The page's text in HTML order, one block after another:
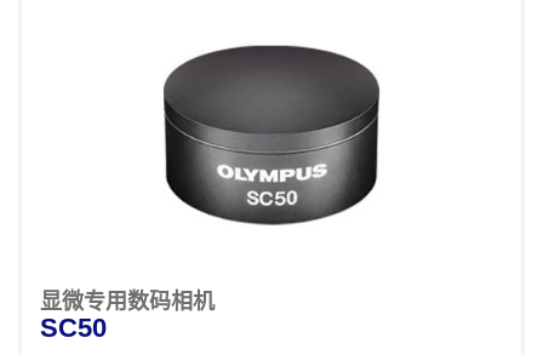
显微专用数码相机
SC50